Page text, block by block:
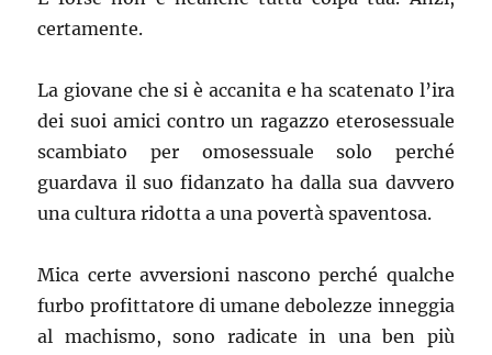
certamente.
La giovane che si è accanita e ha scatenato l’ira
dei suoi amici contro un ragazzo eterosessuale
scambiato per omosessuale solo perché
guardava il suo fidanzato ha dalla sua davvero
una cultura ridotta a una povertà spaventosa.
Mica certe avversioni nascono perché qualche
furbo profittatore di umane debolezze inneggia
al machismo, sono radicate in una ben più